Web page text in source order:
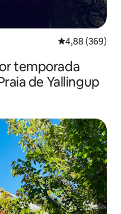
4,88 de uma
4,88 (369)
temporada
de Yallingup